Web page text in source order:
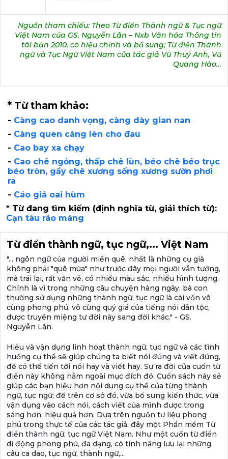
Nguồn tham chiếu: Theo Từ điển Thành ngữ & Tục ngữ
Việt Nam của GS. Nguyễn Lân – Nxb Văn hóa Thông tin
tái bản 2010, có hiệu chỉnh và bổ sung; Từ điển Thành
ngữ và Tục Ngữ Việt Nam của tác giả Vũ Thuý Anh, Vũ
Quang Hào…
* Từ tham khảo:
- Càng cao danh vọng, càng dày gian nan
- Càng quen càng lèn cho đau
- Cao bay xa chạy
- Cao chê ngỏng, thấp chê lùn, béo chê béo trục
béo tròn, gầy chê xương sống xương sườn phơi
ra
- Cáo giả oai hùm
* Từ đang tìm kiếm (định nghĩa từ, giải thích từ):
Cạn tàu ráo máng
Từ điển thành ngữ, tục ngữ,... Việt Nam
"... ngôn ngữ của người miền quê, nhất là những cụ già
không phải "quê mùa" như trước đây mọi người vẫn tưởng,
mà trái lại, rất văn vẻ, có nhiều màu sắc, nhiều hình tượng.
Chính là vì trong những câu chuyện hàng ngày, bà con
thường sử dụng những thành ngữ, tục ngữ là cái vốn vô
cùng phong phú, vô cùng quý giá của tiếng nói dân tộc,
được truyền miệng tư đời này sang đời khác." - GS.
Nguyễn Lân.
Hiểu và vận dụng linh hoạt thành ngữ, tục ngữ và các tình
huống cụ thể sẽ giúp chúng ta biết nói đúng và viết đúng,
để có thể tiến tới nói hay và viết hay. Sự ra đời của cuốn từ
điển này không nằm ngoài mục đích đó. Cuốn sách này sẽ
giúp các bạn hiểu hơn nội dung cụ thể của từng thành
ngữ, tục ngữ; để trên cơ sở đó, vừa bổ sung kiến thức, vừa
vận dụng vào cách nói, cách viết của mình được trong
sáng hơn, hiệu quả hơn. Dựa trên nguồn tư liệu phong
phú trong thực tế của các tác giả, đây một Phần mềm Từ
điển thành ngữ, tục ngữ Việt Nam. Như một cuốn từ điển
di động phong phú, đa dạng, có tính năng lưu lại những
câu ca dao, tục ngữ, thành ngữ,...